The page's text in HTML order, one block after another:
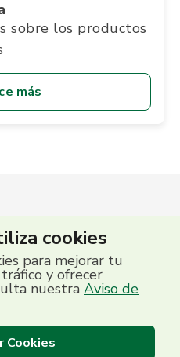
sobre los productos
más
cookies
para mejorar tu
y ofrecer
nuestra Aviso de
Cookies